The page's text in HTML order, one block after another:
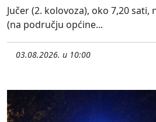
Jučer (2. kolovoza), oko 7,20
(na području općine...
03.08.2026. u 10:00